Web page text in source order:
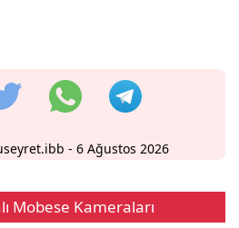
- 6 Ağustos 2026
Mobese Kameraları